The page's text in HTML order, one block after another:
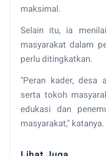
maksimal.
Selain itu, ia
masyarakat dalam
perlu ditingkatkan.
"Peran kader, desa
serta tokoh
edukasi dan
masyarakat," katanya.